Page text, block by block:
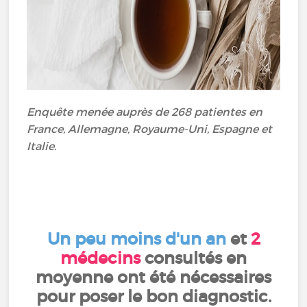
Enquête menée auprès de 268 patientes en
France, Allemagne, Royaume-Uni, Espagne et
Italie.
Un peu moins d'un an et2
médecins consultés en
moyenne ont été nécessaires
pour poser le bon diagnostic.